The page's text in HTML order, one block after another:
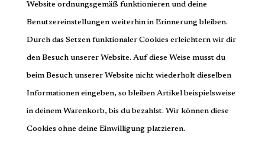
Website ordnungsgemäß funktionieren und deine
Benutzereinstellungen weiterhin in Erinnerung bleiben.
Durch das Setzen funktionaler Cookies erleichtern wir dir
den Besuch unserer Website. Auf diese Weise musst du
beim Besuch unserer Website nicht wiederholt dieselben
Informationen eingeben, so bleiben Artikel beispielsweise
in deinem Warenkorb, bis du bezahlst. Wir können diese
Cookies ohne deine Einwilligung platzieren.